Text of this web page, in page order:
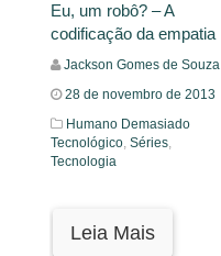
Eu, um robô? – A
codificação da empatia
Jackson Gomes de Souza
28 de novembro de 2013
Humano Demasiado
Tecnológico, Séries,
Tecnologia
Leia Mais